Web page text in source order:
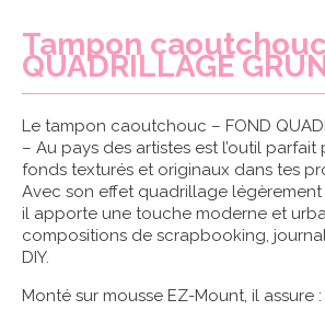
Tampon
QUADRILLAGE
Le tampon caoutchouc – FOND
– Au pays des artistes est l’outil
fonds texturés et originaux dans tes
Avec son effet quadrillage légèrement
il apporte une touche moderne et
compositions de scrapbooking,
DIY.
Monté sur mousse EZ-Mount, il assure :